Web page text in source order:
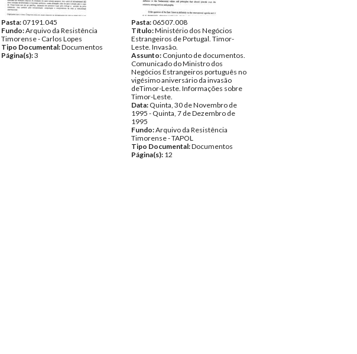
Pasta:07191.045
Fundo:Arquivo da Resistência
Timorense - Carlos Lopes
Tipo Documental:Documentos
Página(s):3
Pasta:06507.008
Título:Ministério dos Negócios
Estrangeiros de Portugal. Timor-
Leste. Invasão.
Assunto: Conjunto de documentos.
Comunicado do Ministro dos
Negócios Estrangeiros português no
vigésimo aniversário da invasão
deTimor-Leste. Informações sobre
Timor-Leste.
Data: Quinta, 30 de Novembro de
1995 - Quinta, 7 de Dezembro de
1995
Fundo:Arquivo da Resistência
Timorense - TAPOL
Tipo Documental:Documentos
Página(s): 12